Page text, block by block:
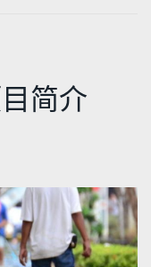
简介